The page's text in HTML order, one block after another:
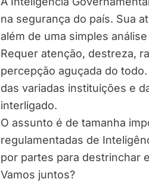
na segurança do país. Sua
além de uma simples
Requer atenção, destreza,
percepção aguçada do
das variadas instituições e
interligado.
O assunto é de tamanha
regulamentadas de
por partes para destrinchar
Vamos juntos?